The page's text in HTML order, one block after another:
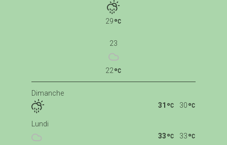
29
23
22
Dimanche
30
31
Lundi
33
33